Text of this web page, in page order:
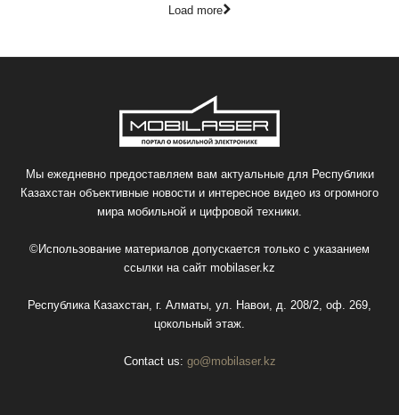
Load more
Мы ежедневно предоставляем вам актуальные для Республики
Казахстан объективные новости и интересное видео из огромного
мира мобильной и цифровой техники.
©Использование материалов допускается только с указанием
ссылки на сайт mobilaser.kz
Республика Казахстан, г. Алматы, ул. Навои, д. 208/2, оф. 269,
цокольный этаж.
Contact us: go@mobilaser.kz